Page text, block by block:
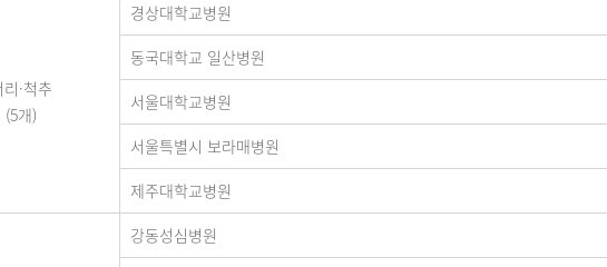
·척추
(5개)
경상대학교병원
동국대학교 일산병원
서울대학교병원
서울특별시 보라매병원
제주대학교병원
강동성심병원